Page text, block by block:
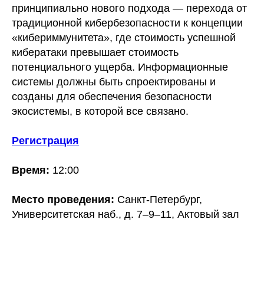
принципиально нового подхода — перехода от
традиционной кибербезопасности к концепции
«кибериммунитета», где стоимость успешной
кибератаки превышает стоимость
потенциального ущерба. Информационные
системы должны быть спроектированы и
созданы для обеспечения безопасности
экосистемы, в которой все связано.
Регистрация
Время: 12:00
Место проведения: Санкт-Петербург,
Университетская наб., д. 7–9–11, Актовый зал